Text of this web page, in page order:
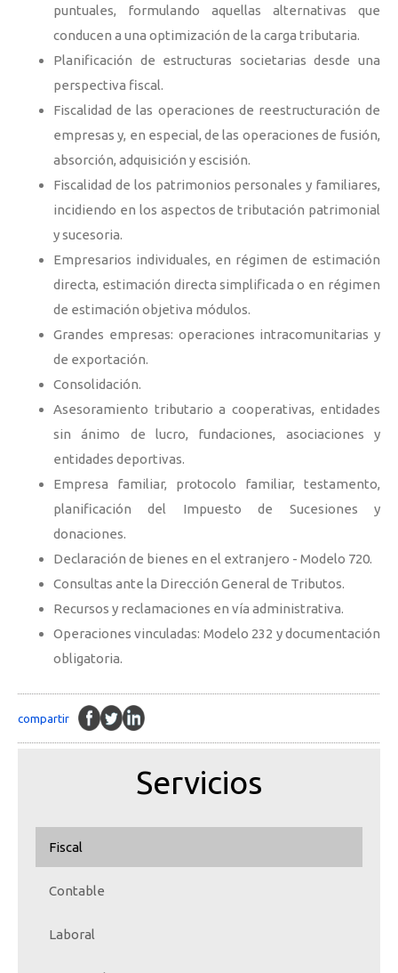
puntuales, formulando aquellas alternativas que
conducen a una optimización de la carga tributaria.
Planificación de estructuras societarias desde una
perspectiva fiscal.
Fiscalidad de las operaciones de reestructuración de
empresas y, en especial, de las operaciones de fusión,
absorción, adquisición y escisión.
Fiscalidad de los patrimonios personales y familiares,
incidiendo en los aspectos de tributación patrimonial
y sucesoria.
Empresarios individuales, en régimen de estimación
directa, estimación directa simplificada o en régimen
de estimación objetiva módulos.
Grandes empresas: operaciones intracomunitarias y
de exportación.
Consolidación.
Asesoramiento tributario a cooperativas, entidades
sin ánimo de lucro, fundaciones, asociaciones y
entidades deportivas.
Empresa familiar, protocolo familiar, testamento,
planificación del Impuesto de Sucesiones y
donaciones.
Declaración de bienes en el extranjero - Modelo 720.
Consultas ante la Dirección General de Tributos.
Recursos y reclamaciones en vía administrativa.
Operaciones vinculadas: Modelo 232 y documentación
obligatoria.
compartir
Servicios
Fiscal
Contable
Laboral